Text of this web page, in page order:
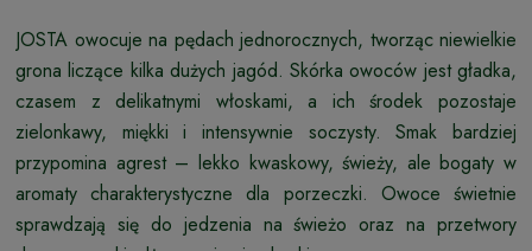
JOSTA owocuje na pędach jednorocznych, tworząc niewielkie
grona liczące kilka dużych jagód. Skórka owoców jest gładka,
czasem z delikatnymi włoskami, a ich środek pozostaje
zielonkawy, miękki i intensywnie soczysty. Smak bardziej
przypomina agrest – lekko kwaskowy, świeży, ale bogaty w
aromaty charakterystyczne dla porzeczki. Owoce świetnie
sprawdzają się do jedzenia na świeżo oraz na przetwory